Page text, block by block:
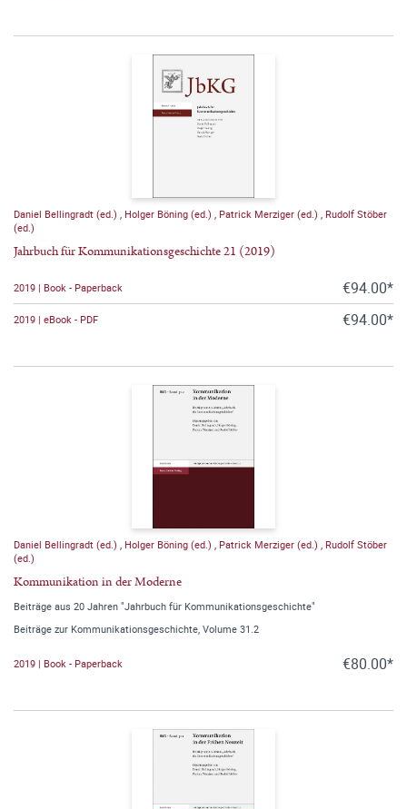
Daniel Bellingradt (ed.) Holger Böning (ed.) Patrick Merziger (ed.)
Rudolf Stöber
(ed.)
Jahrbuch für Kommunikationsgeschichte 21 (2019)
2019 | Book - Paperback €94.00*
2019 | eBook - PDF €94.00*
Daniel Bellingradt (ed.) Holger Böning (ed.) Patrick Merziger (ed.)
Rudolf Stöber
(ed.)
Kommunikation in der Moderne
Beiträge aus 20 Jahren "Jahrbuch für Kommunikationsgeschichte"
Beiträge zur Kommunikationsgeschichte, Volume 31.2
2019 | Book - Paperback €80.00*